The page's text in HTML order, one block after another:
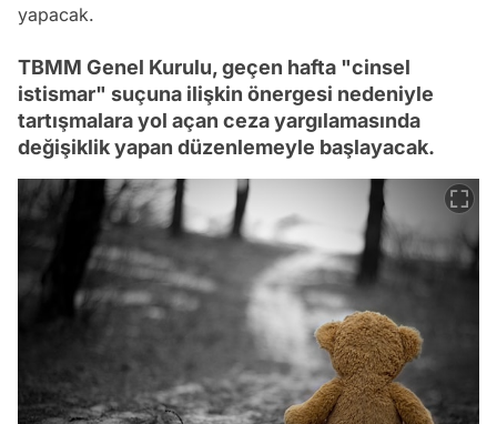
yapacak.
TBMM Genel Kurulu, geçen hafta "cinsel
istismar" suçuna ilişkin önergesi nedeniyle
tartışmalara yol açan ceza yargılamasında
değişiklik yapan düzenlemeyle başlayacak.